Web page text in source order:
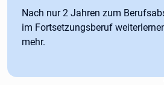
Nach nur 2 Jahren zum
im Fortsetzungsberuf
mehr.